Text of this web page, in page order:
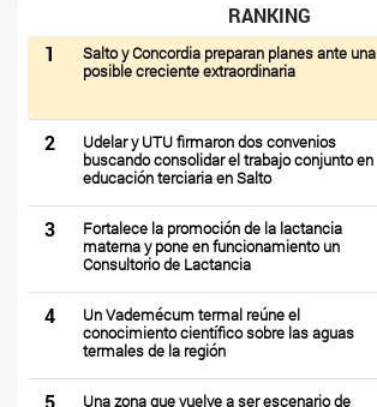
RANKING
1
Salto y Concordia preparan planes ante una
posible creciente extraordinaria
2
Udelar y UTU firmaron dos convenios
buscando consolidar el trabajo conjunto en
educación terciaria en Salto
3
Fortalece la promoción de la lactancia
materna y pone en funcionamiento un
Consultorio de Lactancia
4
Un Vademécum termal reúne el
conocimiento científico sobre las aguas
termales de la región
Una zona que vuelve a ser escenario de